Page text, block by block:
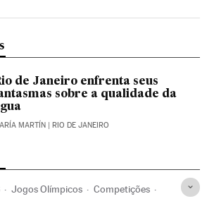
en Instagram
Brasil en Twitter
El País Brasil en Facebook
de Janeiro enfrenta seus
sobre a qualidade da
MARTÍN | RIO DE JANEIRO
Jogos Olímpicos Competições